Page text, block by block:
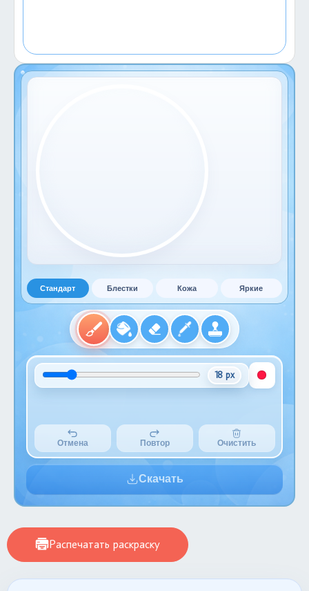
Стандарт Блестки Кожа Яркие
18 px
Отмена Повтор Очистить
Скачать
Распечатать раскраску